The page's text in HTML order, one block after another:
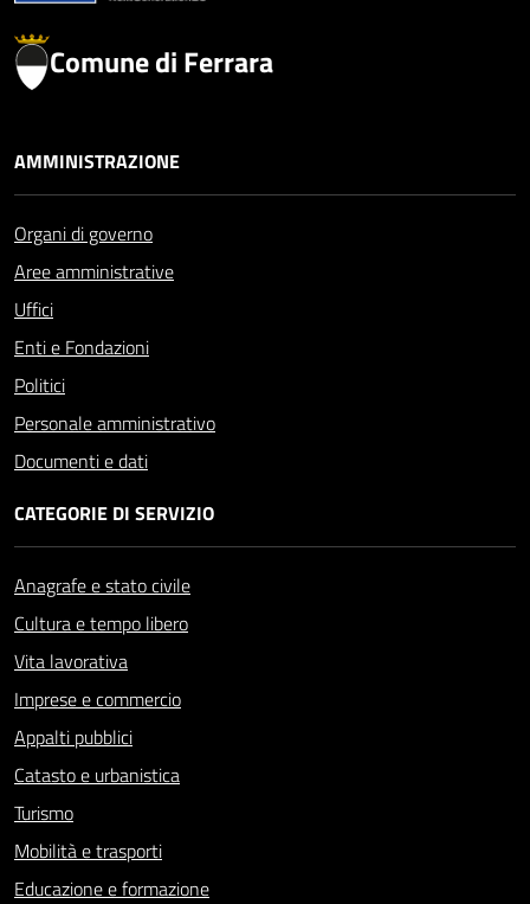
Comune di Ferrara
AMMINISTRAZIONE
Organi di governo
Aree amministrative
Uffici
Enti e Fondazioni
Politici
Personale amministrativo
Documenti e dati
CATEGORIE DI SERVIZIO
Anagrafe e stato civile
Cultura e tempo libero
Vita lavorativa
Imprese e commercio
Appalti pubblici
Catasto e urbanistica
Turismo
Mobilità e trasporti
Educazione e formazione